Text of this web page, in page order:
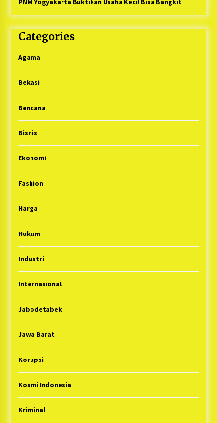
Categories
Agama
Bekasi
Bencana
Bisnis
Ekonomi
Fashion
Harga
Hukum
Industri
Internasional
Jabodetabek
Jawa Barat
Korupsi
Kosmi Indonesia
Kriminal